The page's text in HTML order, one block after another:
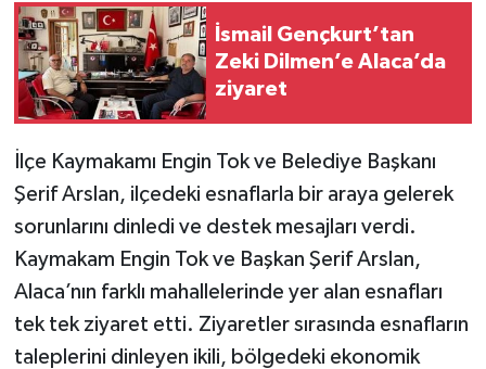
İsmail Gençkurt’tan
Zeki Dilmen’e Alaca’da
ziyaret
İlçe Kaymakamı Engin Tok ve Belediye Başkanı
Şerif Arslan, ilçedeki esnaflarla bir araya gelerek
sorunlarını dinledi ve destek mesajları verdi.
Kaymakam Engin Tok ve Başkan Şerif Arslan,
Alaca’nın farklı mahallelerinde yer alan esnafları
tek tek ziyaret etti. Ziyaretler sırasında esnafların
taleplerini dinleyen ikili, bölgedeki ekonomik